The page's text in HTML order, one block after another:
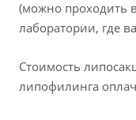
(можно проходить
лаборатории, где
Cтоимость
липофилинга